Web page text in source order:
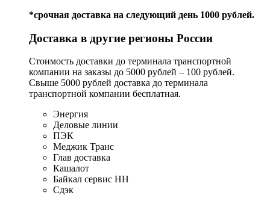
*срочная доставка на следующий день 1000 рублей.
Доставка в другие регионы России
Стоимость доставки до терминала транспортной
компании на заказы до 5000 рублей – 100 рублей.
Свыше 5000 рублей доставка до терминала
транспортной компании бесплатная.
Энергия
Деловые линии
ПЭК
Меджик Транс
Глав доставка
Кашалот
Байкал сервис НН
Сдэк